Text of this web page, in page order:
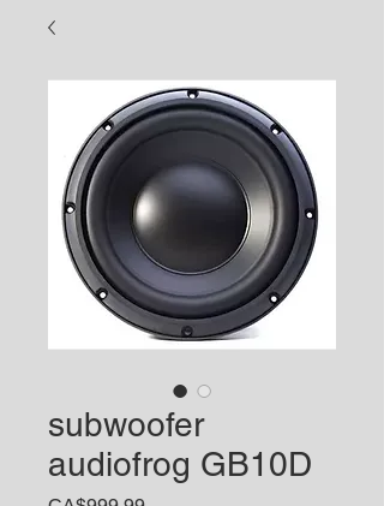
subwoofer
audiofrog GB10D